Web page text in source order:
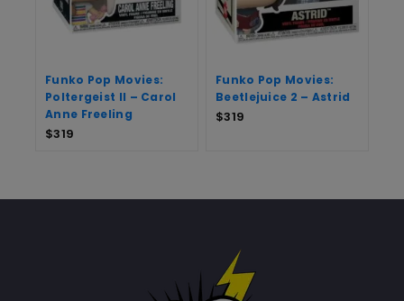
Funko Pop Movies:
Poltergeist II – Carol
Anne Freeling
$319
Funko Pop Movies:
Beetlejuice 2 – Astrid
$319